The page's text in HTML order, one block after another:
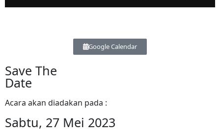
Google Calendar
Save The
Date
Acara akan diadakan pada :
Sabtu, 27 Mei 2023